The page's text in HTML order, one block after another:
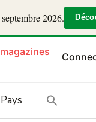
2026.